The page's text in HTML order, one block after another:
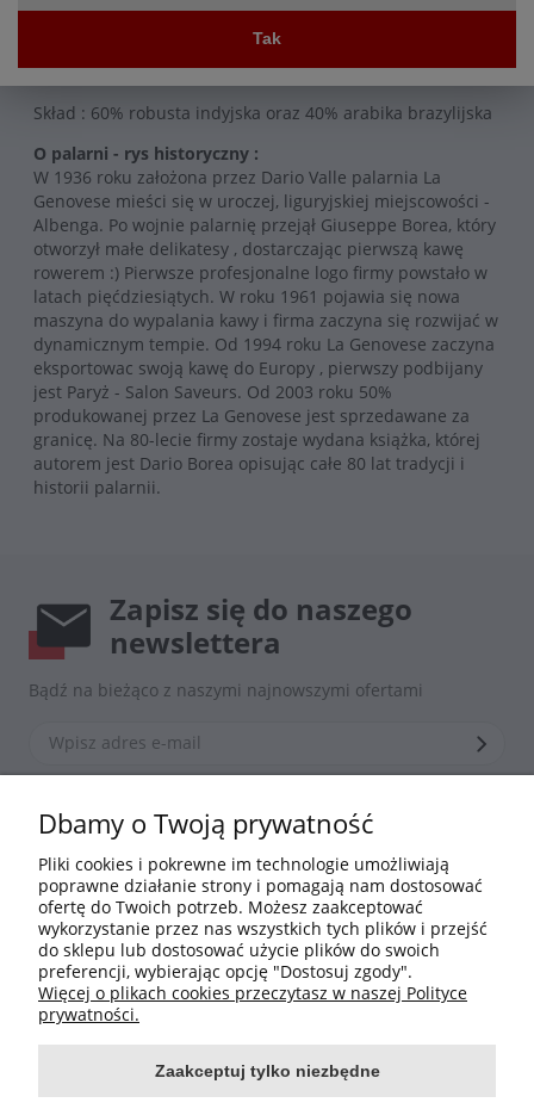
Tak
smaku, charakteryzuje się kremową konsystencją,
wskazana dla klienteli gustującej w mocnym espresso.
Skład : 60% robusta indyjska oraz 40% arabika brazylijska
O palarni - rys historyczny :
W 1936 roku założona przez Dario Valle palarnia La
Genovese mieści się w uroczej, liguryjskiej miejscowości -
Albenga. Po wojnie palarnię przejął Giuseppe Borea, który
otworzył małe delikatesy , dostarczając pierwszą kawę
rowerem :) Pierwsze profesjonalne logo firmy powstało w
latach pięćdziesiątych. W roku 1961 pojawia się nowa
maszyna do wypalania kawy i firma zaczyna się rozwijać w
dynamicznym tempie. Od 1994 roku La Genovese zaczyna
eksportowac swoją kawę do Europy , pierwszy podbijany
jest Paryż - Salon Saveurs. Od 2003 roku 50%
produkowanej przez La Genovese jest sprzedawane za
granicę. Na 80-lecie firmy zostaje wydana książka, której
autorem jest Dario Borea opisując całe 80 lat tradycji i
historii palarnii.
Zapisz się do naszego
newslettera
Bądź na bieżąco z naszymi najnowszymi ofertami
*Zapisując się zgadzasz się z nasząpolityką prywatności
Informacje
Moje konto
Płatności i dostawa
Dbamy o Twoją prywatność
Pliki cookies i pokrewne im technologie umożliwiają
poprawne działanie strony i pomagają nam dostosować
ofertę do Twoich potrzeb. Możesz zaakceptować
wykorzystanie przez nas wszystkich tych plików i przejść
do sklepu lub dostosować użycie plików do swoich
preferencji, wybierając opcję "Dostosuj zgody".
Więcej o plikach cookies przeczytasz w naszej Polityce
prywatności.
Zaakceptuj tylko niezbędne